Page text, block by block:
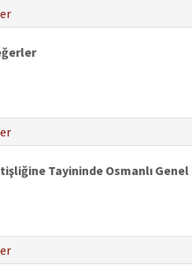
Tayininde Osmanlı Genel